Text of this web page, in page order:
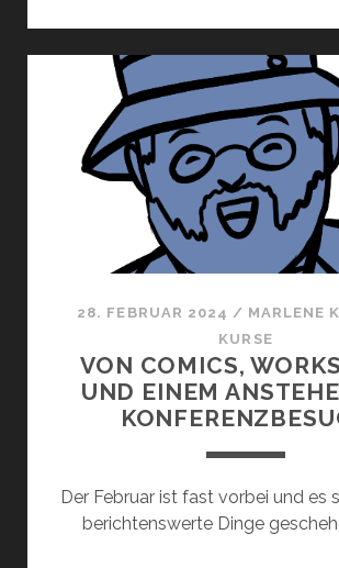
28. FEBRUAR 2024 / MARLENE
KURSE
VON COMICS,
UND EINEM
Der Februar ist fast vorbei und es
berichtenswerte Dinge